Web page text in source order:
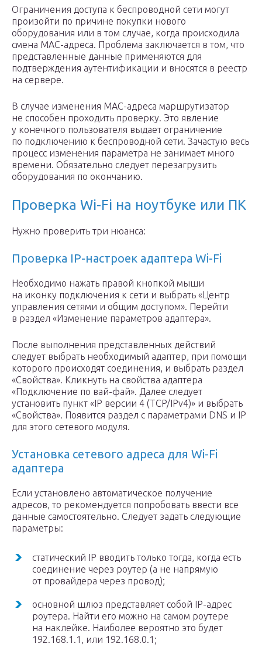
Ограничения доступа к беспроводной сети могут
произойти по причине покупки нового
оборудования или в том случае, когда происходила
смена MAC-адреса. Проблема заключается в том, что
представленные данные применяются для
подтверждения аутентификации и вносятся в реестр
на сервере.
В случае изменения MAC-адреса маршрутизатор
не способен проходить проверку. Это явление
у конечного пользователя выдает ограничение
по подключению к беспроводной сети. Зачастую весь
процесс изменения параметра не занимает много
времени. Обязательно следует перезагрузить
оборудования по окончанию.
Проверка Wi-Fi на ноутбуке или ПК
Нужно проверить три нюанса:
Проверка IP-настроек адаптера Wi-Fi
Необходимо нажать правой кнопкой мыши
на иконку подключения к сети и выбрать «Центр
управления сетями и общим доступом». Перейти
в раздел «Изменение параметров адаптера».
После выполнения представленных действий
следует выбрать необходимый адаптер, при помощи
которого происходят соединения, и выбрать раздел
«Свойства». Кликнуть на свойства адаптера
«Подключение по вай-фай». Далее следует
установить пункт «IP версии 4 (TCP/IPv4)» и выбрать
«Свойства». Появится раздел с параметрами DNS и IP
для этого сетевого модуля.
Установка сетевого адреса для Wi-Fi
адаптера
Если установлено автоматическое получение
адресов, то рекомендуется попробовать ввести все
данные самостоятельно. Следует задать следующие
параметры:
статический IP вводить только тогда, когда есть
соединение через роутер (а не напрямую
от провайдера через провод);
основной шлюз представляет собой IP-адрес
роутера. Найти его можно на самом роутере
на наклейке. Наиболее вероятно это будет
192.168.1.1, или 192.168.0.1;